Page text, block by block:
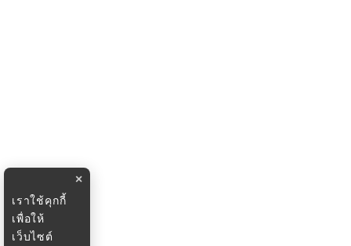
×
เราใช้คุกกี้
เพื่อให้
เว็บไซต์